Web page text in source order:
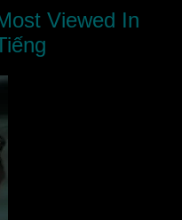
Viewed In